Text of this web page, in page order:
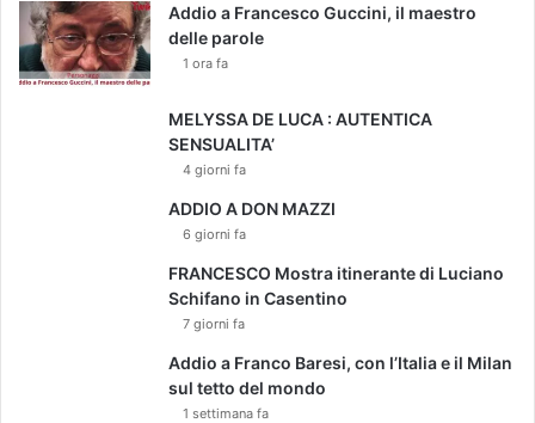
Addio a Francesco Guccini, il maestro
delle parole
1 ora fa
MELYSSA DE LUCA : AUTENTICA
SENSUALITA’
4 giorni fa
ADDIO A DON MAZZI
6 giorni fa
FRANCESCO Mostra itinerante di Luciano
Schifano in Casentino
7 giorni fa
Addio a Franco Baresi, con l’Italia e il Milan
sul tetto del mondo
1 settimana fa